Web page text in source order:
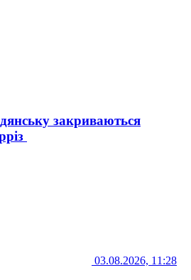
закриваються
03.08.2026, 11:28